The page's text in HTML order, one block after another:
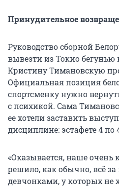
Принудительное
Руководство сборной
вывезти из Токио бегунью
Кристину Тимановскую
Официальная позиция
спортсменку нужно
с психикой. Сама
ее хотели заставить
дисциплине: эстафете 4 по
«Оказывается, наше очень
решило, как обычно, всё
девчонками, у которых не